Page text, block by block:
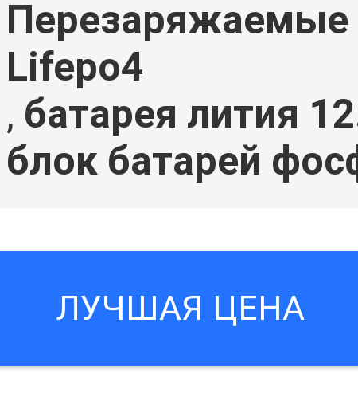
Перезаряжаемые
Lifepo4
, батарея лития
блок батарей
ЛУЧШАЯ ЦЕНА